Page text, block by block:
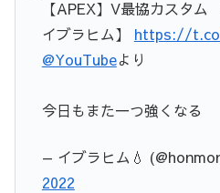
【APEX】V最協カスタ
イブラヒム】 https://
@YouTubeより
今日もまた一つ強くなる
— イブラヒム💧
2022